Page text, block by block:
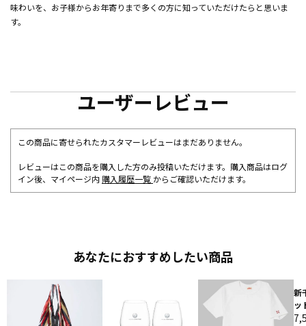
味わいを、お子様からお年寄りまで多くの方に知っていただけたらと思いま
す。
ユーザーレビュー
この商品に寄せられたカスタマーレビューはまだありません。
レビューはこの商品を購入した方のみ投稿いただけます。購入商品はログ
イン後、マイページ内 購入履歴一覧 からご確認いただけます。
あなたにおすすめしたい商品
新
ッ